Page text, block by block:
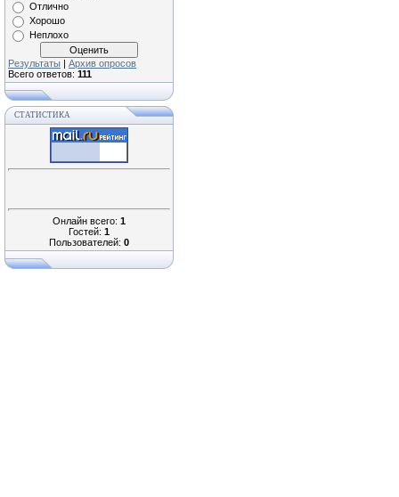
Отлично
Хорошо
Неплохо
Результаты | Архив опросов
Всего ответов: 111
СТАТИСТИКА
Онлайн всего: 1
Гостей: 1
Пользователей: 0